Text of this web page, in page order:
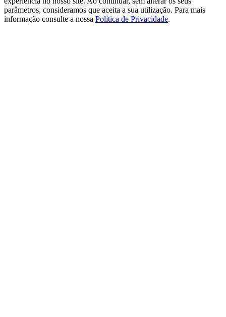
parâmetros, consideramos que aceita a sua utilização. Para mais
informação consulte a nossa Política de Privacidade.